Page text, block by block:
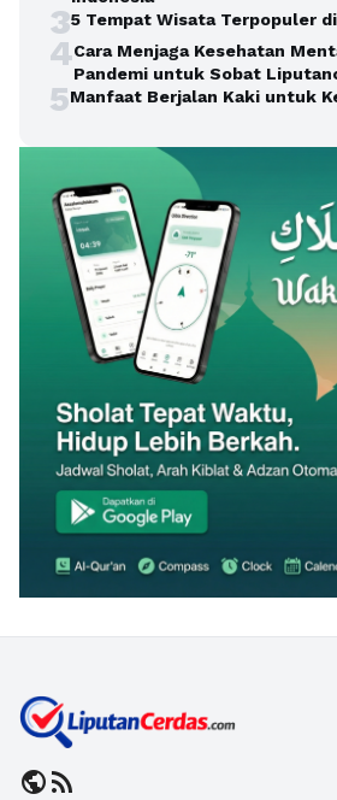
35 Tempat Wisata Terpopuler
4Cara Menjaga Kesehatan
Pandemi untuk Sobat
5Manfaat Berjalan Kaki untuk
publicrss_feed